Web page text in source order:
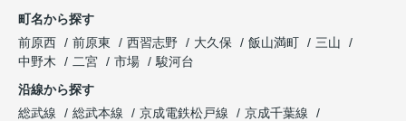
町名から探す
前原西
前原東 西習志野 大久保 飯山満町
三山
中野木
二宮 市場
駿河台
沿線から探す
総武線
総武本線 京成電鉄松戸線
京成千葉線